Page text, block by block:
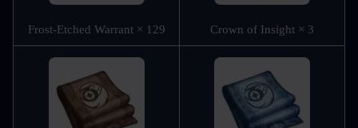
Frost-Etched Warrant × 129 Crown of Insight × 3